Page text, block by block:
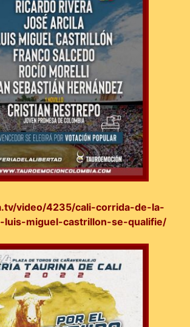
video/4235/cali-corrida-de-la-
luis-miguel-castrillon-se-qualifie/